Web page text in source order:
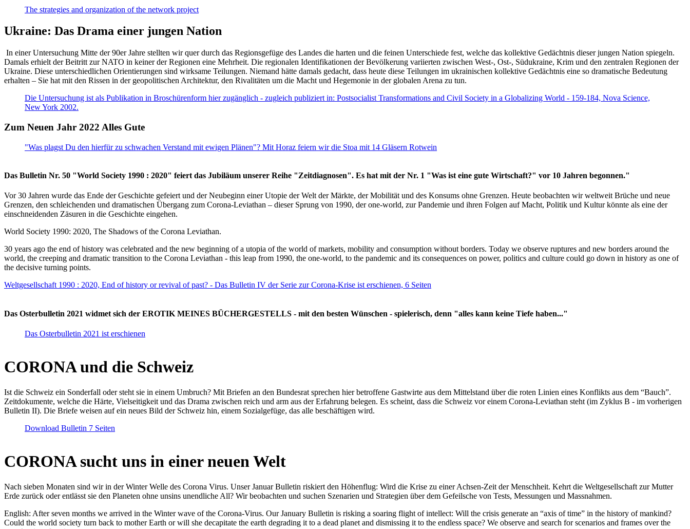
The strategies and organization of the network project
Ukraine: Das Drama einer jungen Nation
In einer Untersuchung Mitte der 90er Jahre stellten wir quer durch das Regionsgefüge des Landes die harten und die feinen Unterschiede fest, welche das kollektive Gedächtnis dieser jungen Nation spiegeln.
Damals erhielt der Beitritt zur NATO in keiner der Regionen eine Mehrheit. Die regionalen Identifikationen der Bevölkerung variierten zwischen West-, Ost-, Südukraine, Krim und den zentralen Regionen der
Ukraine. Diese unterschiedlichen Orientierungen sind wirksame Teilungen. Niemand hätte damals gedacht, dass heute diese Teilungen im ukrainischen kollektive Gedächtnis eine so dramatische Bedeutung
erhalten – Sie hat mit den Rissen in der geopolitischen Architektur, den Rivalitäten um die Macht und Hegemonie in der globalen Arena zu tun.
Die Untersuchung ist als Publikation in Broschürenform hier zugänglich - zugleich publiziert in: Postsocialist Transformations and Civil Society in a Globalizing World - 159-184, Nova Science,
New York 2002.
Zum Neuen Jahr 2022 Alles Gute
"Was plagst Du den hierfür zu schwachen Verstand mit ewigen Plänen"? Mit Horaz feiern wir die Stoa mit 14 Gläsern Rotwein
Das Bulletin Nr. 50 "World Society 1990 : 2020" feiert das Jubiläum unserer Reihe "Zeitdiagnosen". Es hat mit der Nr. 1 "Was ist eine gute Wirtschaft?" vor 10 Jahren begonnen."
Vor 30 Jahren wurde das Ende der Geschichte gefeiert und der Neubeginn einer Utopie der Welt der Märkte, der Mobilität und des Konsums ohne Grenzen. Heute beobachten wir weltweit Brüche und neue
Grenzen, den schleichenden und dramatischen Übergang zum Corona-Leviathan – dieser Sprung von 1990, der one-world, zur Pandemie und ihren Folgen auf Macht, Politik und Kultur könnte als eine der
einschneidenden Zäsuren in die Geschichte eingehen.
World Society 1990: 2020, The Shadows of the Corona Leviathan.
30 years ago the end of history was celebrated and the new beginning of a utopia of the world of markets, mobility and consumption without borders. Today we observe ruptures and new borders around the
world, the creeping and dramatic transition to the Corona Leviathan - this leap from 1990, the one-world, to the pandemic and its consequences on power, politics and culture could go down in history as one of
the decisive turning points.
Weltgesellschaft 1990 : 2020, End of history or revival of past? - Das Bulletin IV der Serie zur Corona-Krise ist erschienen, 6 Seiten
Das Osterbulletin 2021 widmet sich der EROTIK MEINES BÜCHERGESTELLS - mit den besten Wünschen - spielerisch, denn "alles kann keine Tiefe haben..."
Das Osterbulletin 2021 ist erschienen
CORONA und die Schweiz
Ist die Schweiz ein Sonderfall oder steht sie in einem Umbruch? Mit Briefen an den Bundesrat sprechen hier betroffene Gastwirte aus dem Mittelstand über die roten Linien eines Konflikts aus dem “Bauch”.
Zeitdokumente, welche die Härte, Vielseitigkeit und das Drama zwischen reich und arm aus der Erfahrung belegen. Es scheint, dass die Schweiz vor einem Corona-Leviathan steht (im Zyklus B - im vorherigen
Bulletin II). Die Briefe weisen auf ein neues Bild der Schweiz hin, einem Sozialgefüge, das alle beschäftigen wird.
Download Bulletin 7 Seiten
CORONA sucht uns in einer neuen Welt
Nach sieben Monaten sind wir in der Winter Welle des Corona Virus. Unser Januar Bulletin riskiert den Höhenflug: Wird die Krise zu einer Achsen-Zeit der Menschheit. Kehrt die Weltgesellschaft zur Mutter
Erde zurück oder entlässt sie den Planeten ohne unsins unendliche All? Wir beobachten und suchen Szenarien und Strategien über dem Gefeilsche von Tests, Messungen und Massnahmen.
English: After seven months we arrived in the Winter wave of the Corona-Virus. Our January Bulletin is risking a soaring flight of intellect: Will the crisis generate an “axis of time” in the history of mankind?
Could the world society turn back to mother Earth or will she decapitate the earth degrading it to a dead planet and dismissing it to the endless space? We observe and search for scenarios and frames over the